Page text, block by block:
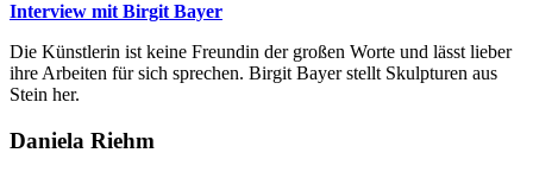
Interview mit Birgit Bayer
Die Künstlerin ist keine Freundin der großen Worte und lässt lieber
ihre Arbeiten für sich sprechen. Birgit Bayer stellt Skulpturen aus
Stein her.
Daniela Riehm